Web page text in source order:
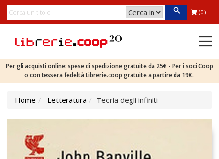
(0)
Per gli acquisti online: spese di spedizione gratuite da 25€ - Per i soci Coop
o con tessera fedeltà Librerie.coop gratuite a partire da 19€.
Home Letteratura Teoria degli infiniti